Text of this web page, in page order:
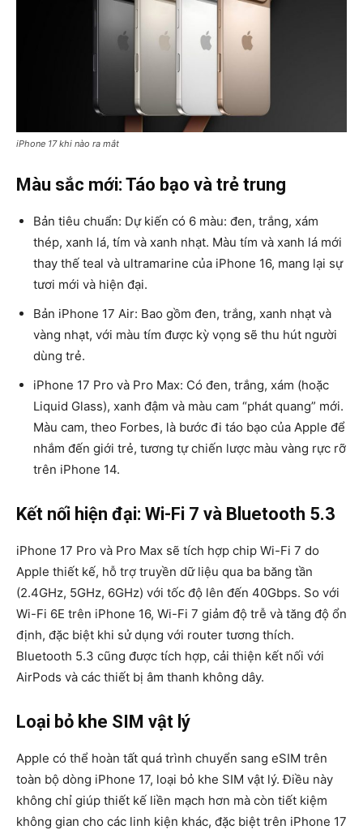
iPhone 17 khi nào ra mắt
Màu sắc mới: Táo bạo và trẻ trung
Bản tiêu chuẩn: Dự kiến có 6 màu: đen, trắng, xám
thép, xanh lá, tím và xanh nhạt. Màu tím và xanh lá mới
thay thế teal và ultramarine của iPhone 16, mang lại sự
tươi mới và hiện đại.
Bản iPhone 17 Air: Bao gồm đen, trắng, xanh nhạt và
vàng nhạt, với màu tím được kỳ vọng sẽ thu hút người
dùng trẻ.
iPhone 17 Pro và Pro Max: Có đen, trắng, xám (hoặc
Liquid Glass), xanh đậm và màu cam “phát quang” mới.
Màu cam, theo Forbes, là bước đi táo bạo của Apple để
nhắm đến giới trẻ, tương tự chiến lược màu vàng rực rỡ
trên iPhone 14.
Kết nối hiện đại: Wi-Fi 7 và Bluetooth 5.3
iPhone 17 Pro và Pro Max sẽ tích hợp chip Wi-Fi 7 do
Apple thiết kế, hỗ trợ truyền dữ liệu qua ba băng tần
(2.4GHz, 5GHz, 6GHz) với tốc độ lên đến 40Gbps. So với
Wi-Fi 6E trên iPhone 16, Wi-Fi 7 giảm độ trễ và tăng độ ổn
định, đặc biệt khi sử dụng với router tương thích.
Bluetooth 5.3 cũng được tích hợp, cải thiện kết nối với
AirPods và các thiết bị âm thanh không dây.
Loại bỏ khe SIM vật lý
Apple có thể hoàn tất quá trình chuyển sang eSIM trên
toàn bộ dòng iPhone 17, loại bỏ khe SIM vật lý. Điều này
không chỉ giúp thiết kế liền mạch hơn mà còn tiết kiệm
không gian cho các linh kiện khác, đặc biệt trên iPhone 17